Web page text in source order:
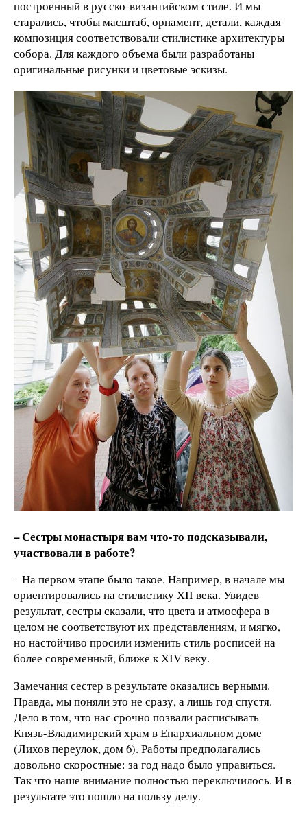
построенный в русско-византийском стиле. И мы
старались, чтобы масштаб, орнамент, детали, каждая
композиция соответствовали стилистике архитектуры
собора. Для каждого объема были разработаны
оригинальные рисунки и цветовые эскизы.
– Сестры монастыря вам что-то подсказывали,
участвовали в работе?
– На первом этапе было такое. Например, в начале мы
ориентировались на стилистику XII века. Увидев
результат, сестры сказали, что цвета и атмосфера в
целом не соответствуют их представлениям, и мягко,
но настойчиво просили изменить стиль росписей на
более современный, ближе к XIV веку.
Замечания сестер в результате оказались верными.
Правда, мы поняли это не сразу, а лишь год спустя.
Дело в том, что нас срочно позвали расписывать
Князь-Владимирский храм в Епархиальном доме
(Лихов переулок, дом 6). Работы предполагались
довольно скоростные: за год надо было управиться.
Так что наше внимание полностью переключилось. И в
результате это пошло на пользу делу.